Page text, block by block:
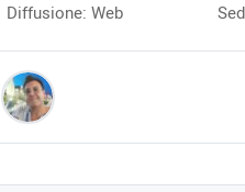
Diffusione: Web